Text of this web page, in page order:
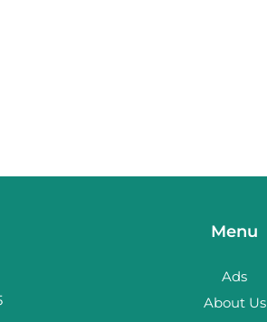
Menu
Ads
About Us